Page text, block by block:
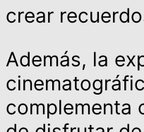
crear
Además, la
complementa